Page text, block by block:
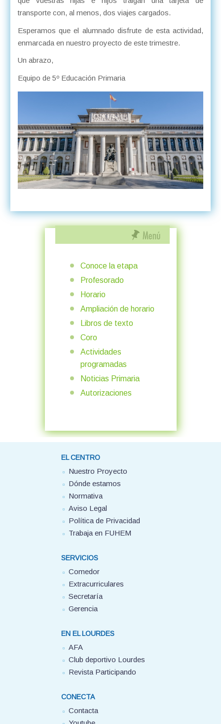
transporte con, al menos, dos viajes cargados.
Esperamos que el alumnado disfrute de esta actividad,
enmarcada en nuestro proyecto de este trimestre.
Un abrazo,
Equipo de 5º Educación Primaria
Conoce la etapa
Profesorado
Horario
Ampliación de horario
Libros de texto
Coro
Actividades
programadas
Noticias Primaria
Autorizaciones
EL CENTRO
Nuestro Proyecto
Dónde estamos
Normativa
Aviso Legal
Política de Privacidad
Trabaja en FUHEM
SERVICIOS
Comedor
Extracurriculares
Secretaría
Gerencia
EN EL LOURDES
AFA
Club deportivo Lourdes
Revista Participando
CONECTA
Contacta